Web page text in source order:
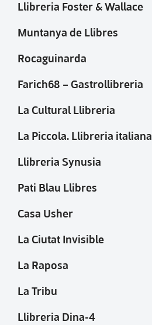
Llibreria Foster & Wallace
Muntanya de Llibres
Rocaguinarda
Farich68 – Gastrollibreria
La Cultural Llibreria
La Piccola. Llibreria italiana
Llibreria Synusia
Pati Blau Llibres
Casa Usher
La Ciutat Invisible
La Raposa
La Tribu
Llibreria Dina-4